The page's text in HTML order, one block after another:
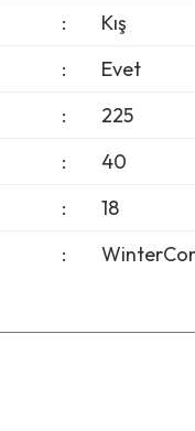
:
Kış
:
Evet
:
225
:
40
:
18
: